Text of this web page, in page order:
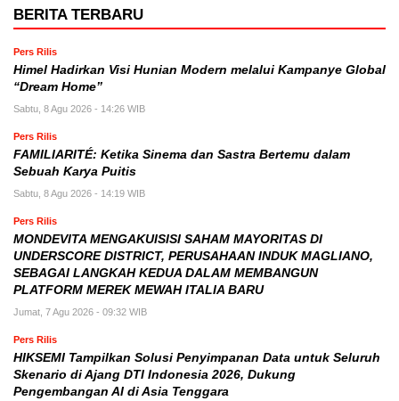
BERITA TERBARU
Pers Rilis
Himel Hadirkan Visi Hunian Modern melalui Kampanye Global
“Dream Home”
Sabtu, 8 Agu 2026 - 14:26 WIB
Pers Rilis
FAMILIARITÉ: Ketika Sinema dan Sastra Bertemu dalam
Sebuah Karya Puitis
Sabtu, 8 Agu 2026 - 14:19 WIB
Pers Rilis
MONDEVITA MENGAKUISISI SAHAM MAYORITAS DI
UNDERSCORE DISTRICT, PERUSAHAAN INDUK MAGLIANO,
SEBAGAI LANGKAH KEDUA DALAM MEMBANGUN
PLATFORM MEREK MEWAH ITALIA BARU
Jumat, 7 Agu 2026 - 09:32 WIB
Pers Rilis
HIKSEMI Tampilkan Solusi Penyimpanan Data untuk Seluruh
Skenario di Ajang DTI Indonesia 2026, Dukung
Pengembangan AI di Asia Tenggara